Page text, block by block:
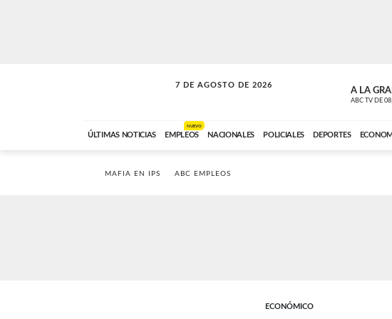
7 DE AGOSTO DE 2026
LA MOVIDA A LA
ABC TV DE
ÚLTIMAS NOTICIAS EMPLEOS
NUEVO
NACIONALES POLICIALES DEPORTES
MAFIA EN IPS ABC EMPLEOS
ECONÓMICO